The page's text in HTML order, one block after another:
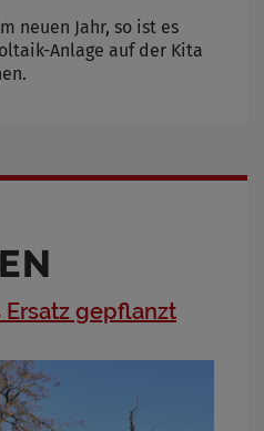
neuen Jahr, so ist es
Anlage auf der Kita
Ersatz gepflanzt